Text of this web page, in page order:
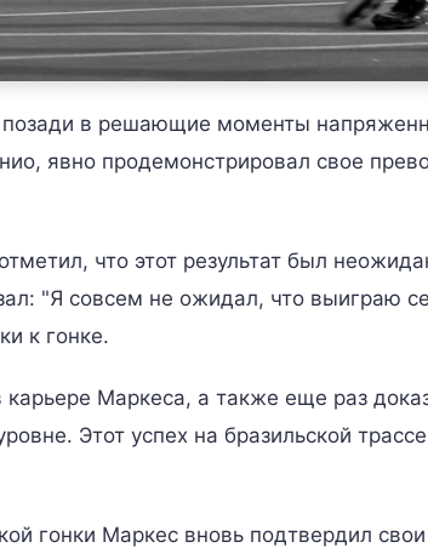
позади в решающие моменты
явно продемонстрировал свое
что этот результат был
"Я совсем не ожидал, что выиграю
к гонке.
Маркеса, а также еще раз
Этот успех на бразильской
гонки Маркес вновь подтвердил